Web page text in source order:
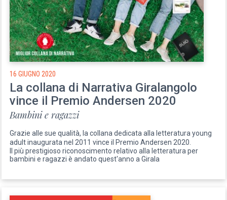
16 GIUGNO 2020
La collana di Narrativa Giralangolo
vince il Premio Andersen 2020
Bambini e ragazzi
Grazie alle sue qualità, la collana dedicata alla letteratura young
adult inaugurata nel 2011 vince il Premio Andersen 2020.
Il più prestigioso riconoscimento relativo alla letteratura per
bambini e ragazzi è andato quest'anno a Girala